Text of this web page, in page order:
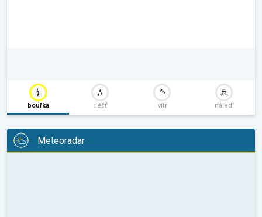
bouřka déšť vítr náledí
Meteoradar